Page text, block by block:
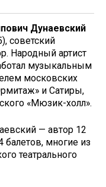
Дунаевский
советский
Народный артист
музыкальным
московских
и Сатиры,
«Мюзик-холл».
— автор 12
балетов, многие из
театрального